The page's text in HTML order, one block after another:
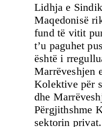
Lidhja e
Maqedonisë
fund të vitit
t’u paguhet
është i
Marrëveshjen
Kolektive për
dhe
Përgjithshme
sektorin privat.